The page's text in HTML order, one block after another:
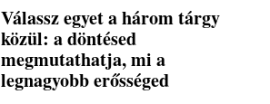
Válassz egyet a három tárgy
közül: a döntésed
megmutathatja, mi a
legnagyobb erősséged